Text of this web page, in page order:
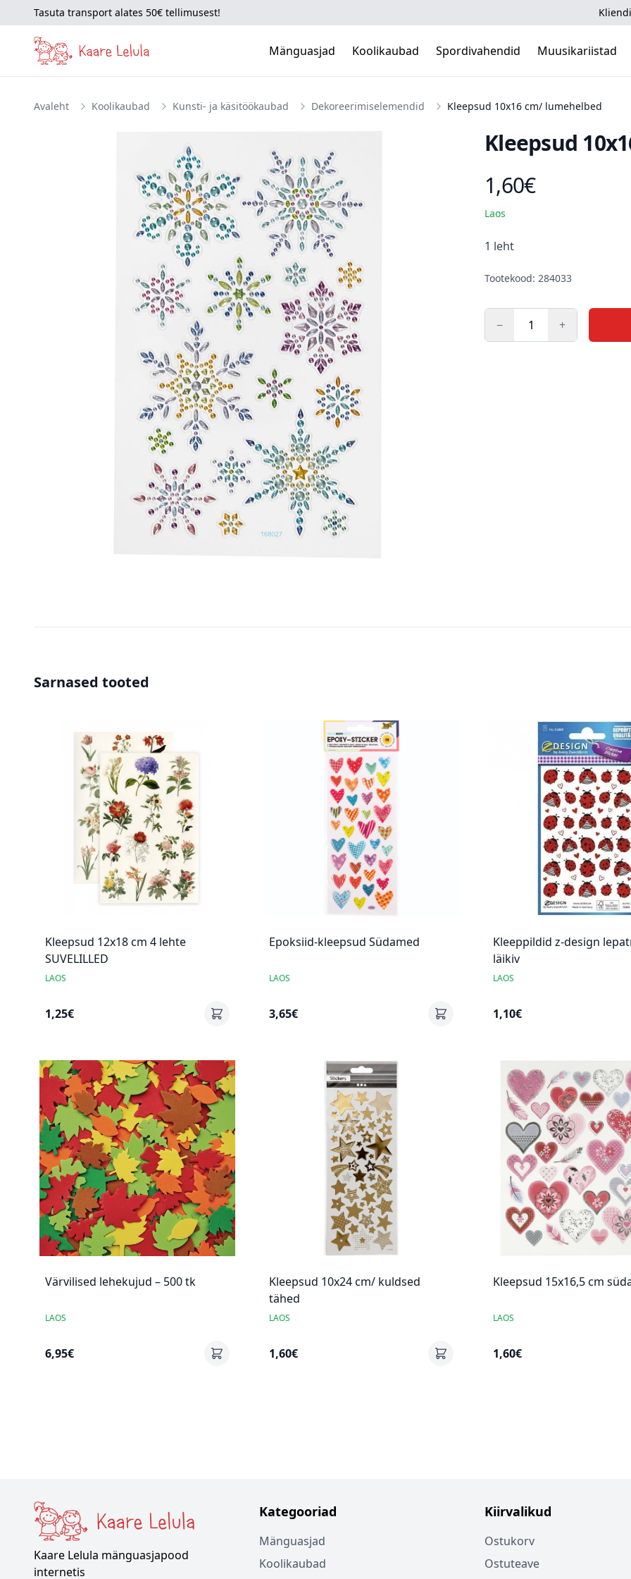
Tasuta transport alates 50€ tellimusest!
Mänguasjad Koolikaubad Spordivahendid Muusikariistad
Avaleht Koolikaubad Kunsti- ja käsitöökaubad Dekoreerimiselemendid Kleepsud 10x16 cm/ lumehelbed
Kleepsud
Toote hind
1,60€
Laos
Kirjeldus
1 leht
Tootekood: 284033
− +
Sarnased tooted
Kleepsud 12x18 cm 4 lehte
SUVELILLED
LAOS
1,25€
Epoksiid-kleepsud Südamed
LAOS
3,65€
Kleeppildid z-design
läikiv
LAOS
1,10€
Värvilised lehekujud – 500 tk
LAOS
6,95€
Kleepsud 10x24 cm/ kuldsed
tähed
LAOS
1,60€
Kleepsud 15x16,5 cm
LAOS
1,60€
Kaare Lelula mänguasjapood
internetis
Kategooriad
Mänguasjad
Koolikaubad
Kiirvalikud
Ostukorv
Ostuteave